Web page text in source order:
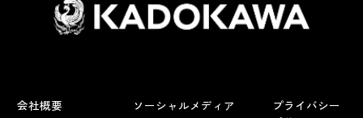
会社概要 ソーシャルメディア
プライバシー